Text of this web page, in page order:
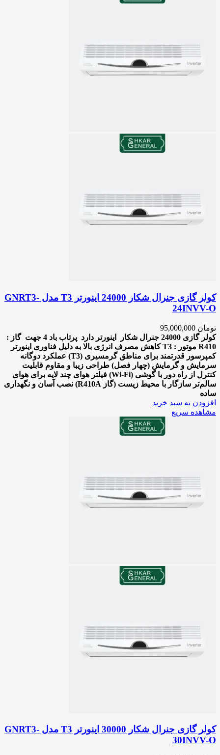
کولر گازی جنرال شکار 24000 اینورتر T3 مدل GNRT3-
24INVV-O
تومان
کولر گازی 24000 جنرال شکار
اینورتر دارد پرتاب باد 4 جهت
گاز :
R410 موتور : T3
کاهش مصرف انرژی بالا به دلیل فناوری اینورتر
کمپرسور قدرتمند برای مناطق گرمسیری (T3)
عملکرد دوگانه
سرمایش و گرمایش (چهار فصل) طراحی زیبا و مقاوم قابلیت
کنترل از راه دور با گوشی (Wi-Fi)
فیلتر هوای چند لایه برای هوای
سالم‌تر سازگار با محیط زیست (گاز R410A)
نصب آسان و نگهداری
ساده
افزودن به سبد خرید
مشاهده سریع
کولر گازی جنرال شکار 30000 اینورتر T3 مدل GNRT3-
30INVV-O